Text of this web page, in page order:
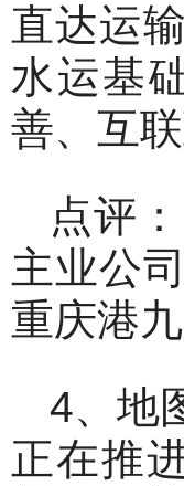
直达运
水运基
善、互
点评
主业公
重庆港
4、地
正在推